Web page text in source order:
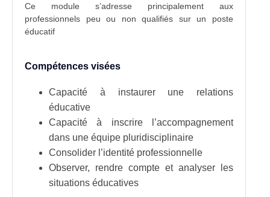
Ce module s’adresse principalement aux
professionnels peu ou non qualifiés sur un poste
éducatif
Compétences visées
Capacité à instaurer une relations
éducative
Capacité à inscrire l’accompagnement
dans une équipe pluridisciplinaire
Consolider l’identité professionnelle
Observer, rendre compte et analyser les
situations éducatives